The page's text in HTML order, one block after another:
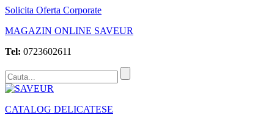
Solicita Oferta Corporate
MAGAZIN ONLINE SAVEUR
Tel: 0723602611
CATALOG DELICATESE